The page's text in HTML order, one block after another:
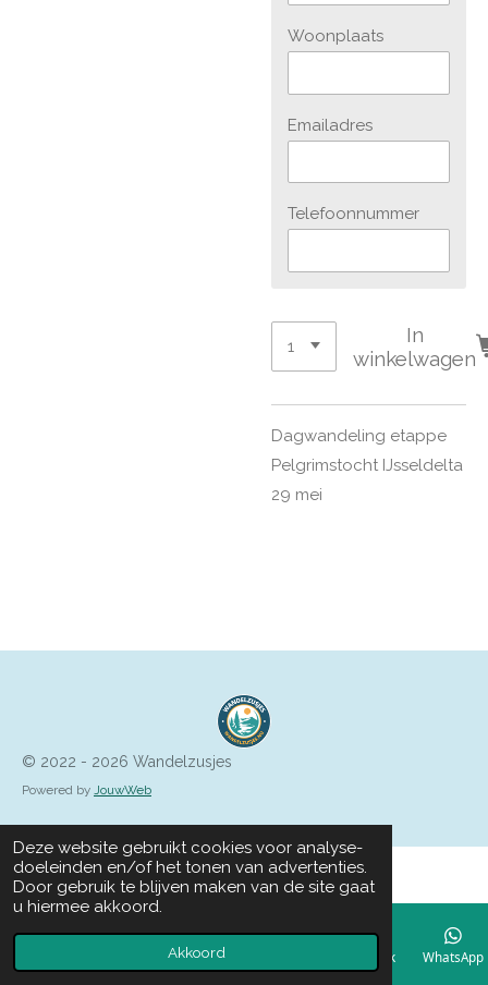
Deze website gebruikt cookies voor analyse-
doeleinden en/of het tonen van advertenties.
Door gebruik te blijven maken van de site gaat
u hiermee akkoord.
Akkoord
Woonplaats
Emailadres
Telefoonnummer
In
winkelwagen
Dagwandeling etappe
Pelgrimstocht IJsseldelta
29 mei
© 2022 - 2026 Wandelzusjes
Powered by JouwWeb
Telefoonnummer Facebook WhatsApp